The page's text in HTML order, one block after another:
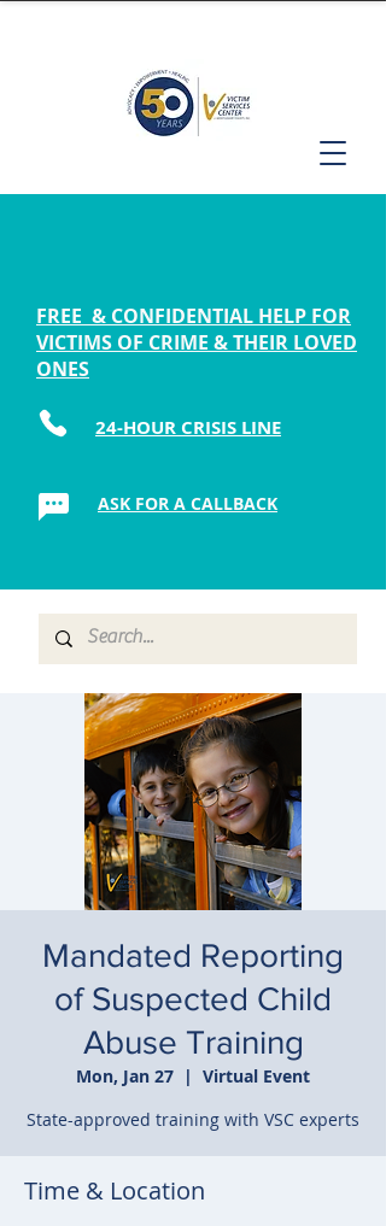
FREE & CONFIDENTIAL HELP FOR
VICTIMS OF CRIME & THEIR LOVED
ONES
24-HOUR CRISIS LINE
ASK FOR A CALLBACK
Mandated Reporting
of Suspected Child
Abuse Training
Mon, Jan 27
  |
Virtual Event
State-approved training with VSC experts
Time & Location